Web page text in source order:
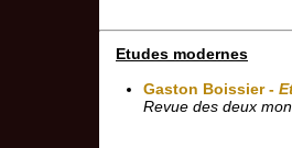
Etudes modernes
Gaston Boissier -
Revue des deux